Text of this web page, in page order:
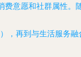
意愿和社群属性。
，再到与生活服务